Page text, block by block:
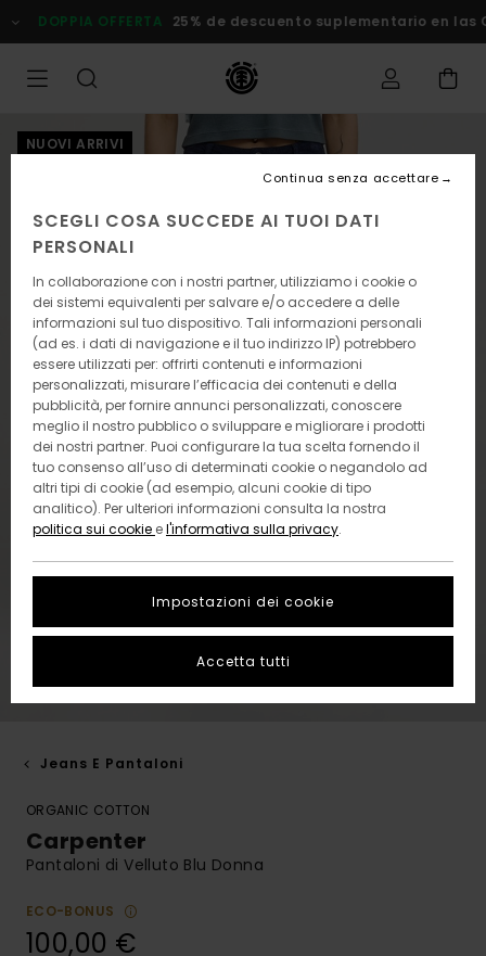
alle
informazioni
prodotto
DOPPIA OFFERTA 25% de descuento suplementario en las
NUOVI ARRIVI
Jeans E Pantaloni
ORGANIC COTTON
Carpenter
Pantaloni di Velluto Blu Donna
ECO-BONUS
100,00 €
SCEGLI COSA SUCCEDE AI TUOI DATI
PERSONALI
In collaborazione con i nostri partner, utilizziamo i cookie o
dei sistemi equivalenti per salvare e/o accedere a delle
informazioni sul tuo dispositivo. Tali informazioni personali
(ad es. i dati di navigazione e il tuo indirizzo IP) potrebbero
essere utilizzati per: offrirti contenuti e informazioni
personalizzati, misurare l’efficacia dei contenuti e della
pubblicità, per fornire annunci personalizzati, conoscere
meglio il nostro pubblico o sviluppare e migliorare i prodotti
dei nostri partner. Puoi configurare la tua scelta fornendo il
tuo consenso all’uso di determinati cookie o negandolo ad
altri tipi di cookie (ad esempio, alcuni cookie di tipo
analitico). Per ulteriori informazioni consulta la nostra
politica sui cookie el'informativa sulla privacy.
Impostazioni dei cookie
Continua senza accettare
Accetta tutti